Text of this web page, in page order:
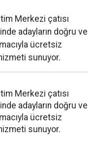
Merkezi çatısı
adayların doğru ve
ücretsiz
sunuyor.
Merkezi çatısı
adayların doğru ve
ücretsiz
sunuyor.